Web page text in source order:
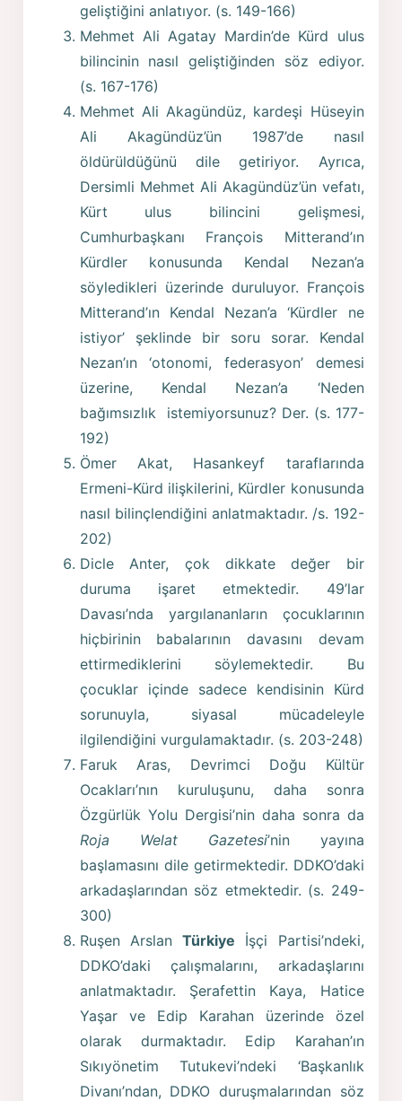
geliştiğini anlatıyor. (s. 149-166)
Mehmet Ali Agatay Mardin’de Kürd ulus
bilincinin nasıl geliştiğinden söz ediyor.
(s. 167-176)
Mehmet Ali Akagündüz, kardeşi Hüseyin
Ali Akagündüz’ün 1987’de nasıl
öldürüldüğünü dile getiriyor. Ayrıca,
Dersimli Mehmet Ali Akagündüz’ün vefatı,
Kürt ulus bilincini gelişmesi,
Cumhurbaşkanı François Mitterand’ın
Kürdler konusunda Kendal Nezan’a
söyledikleri üzerinde duruluyor. François
Mitterand’ın Kendal Nezan’a ‘Kürdler ne
istiyor’ şeklinde bir soru sorar. Kendal
Nezan’ın ‘otonomi, federasyon’ demesi
üzerine, Kendal Nezan’a ‘Neden
bağımsızlık istemiyorsunuz? Der. (s. 177-
192)
Ömer Akat, Hasankeyf taraflarında
Ermeni-Kürd ilişkilerini, Kürdler konusunda
nasıl bilinçlendiğini anlatmaktadır. /s. 192-
202)
Dicle Anter, çok dikkate değer bir
duruma işaret etmektedir. 49’lar
Davası’nda yargılananların çocuklarının
hiçbirinin babalarının davasını devam
ettirmediklerini söylemektedir. Bu
çocuklar içinde sadece kendisinin Kürd
sorunuyla, siyasal mücadeleyle
ilgilendiğini vurgulamaktadır. (s. 203-248)
Faruk Aras, Devrimci Doğu Kültür
Ocakları’nın kuruluşunu, daha sonra
Özgürlük Yolu Dergisi’nin daha sonra da
Roja Welat Gazetesi’nin yayına
başlamasını dile getirmektedir. DDKO’daki
arkadaşlarından söz etmektedir. (s. 249-
300)
Ruşen ArslanTürkiye İşçi Partisi’ndeki,
DDKO’daki çalışmalarını, arkadaşlarını
anlatmaktadır. Şerafettin Kaya, Hatice
Yaşar ve Edip Karahan üzerinde özel
olarak durmaktadır. Edip Karahan’ın
Sıkıyönetim Tutukevi’ndeki ‘Başkanlık
Divanı’ndan, DDKO duruşmalarından söz